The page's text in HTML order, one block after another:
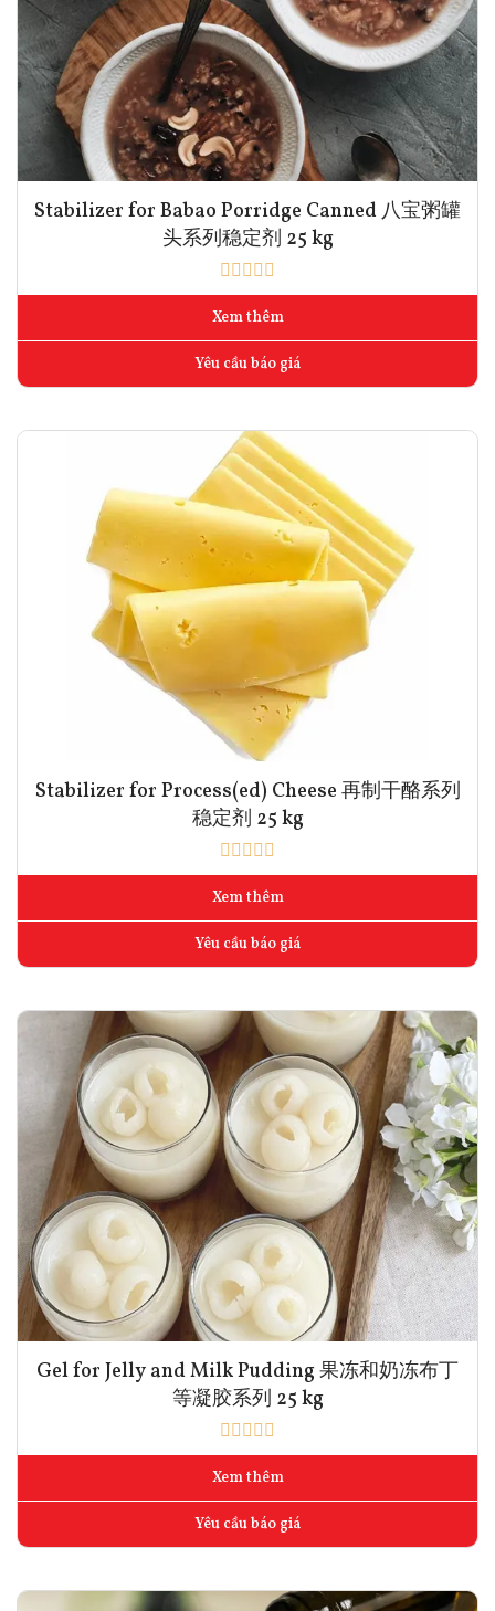
Stabilizer for Babao Porridge Canned 八宝粥罐
头系列稳定剂 25 kg
Xem thêm
Yêu cầu báo giá
Stabilizer for Process(ed) Cheese 再制干酪系列
稳定剂 25 kg
Xem thêm
Yêu cầu báo giá
Gel for Jelly and Milk Pudding 果冻和奶冻布丁
等凝胶系列 25 kg
Xem thêm
Yêu cầu báo giá